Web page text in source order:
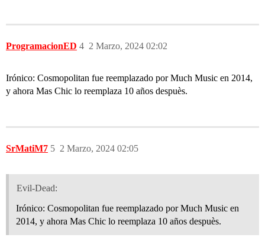
ProgramacionED 2 Marzo, 2024 02:02
4
Irónico: Cosmopolitan fue reemplazado por Much Music en 2014,
y ahora Mas Chic lo reemplaza 10 años despuès.
SrMatiM7 2 Marzo, 2024 02:05
5
Evil-Dead:
Irónico: Cosmopolitan fue reemplazado por Much Music en
2014, y ahora Mas Chic lo reemplaza 10 años despuès.